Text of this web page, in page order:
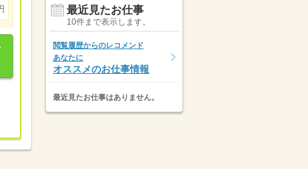
最近見たお仕事
10件まで表示します。
閲覧履歴からのレコメンド
あなたに
オススメのお仕事情報
最近見たお仕事はありません。